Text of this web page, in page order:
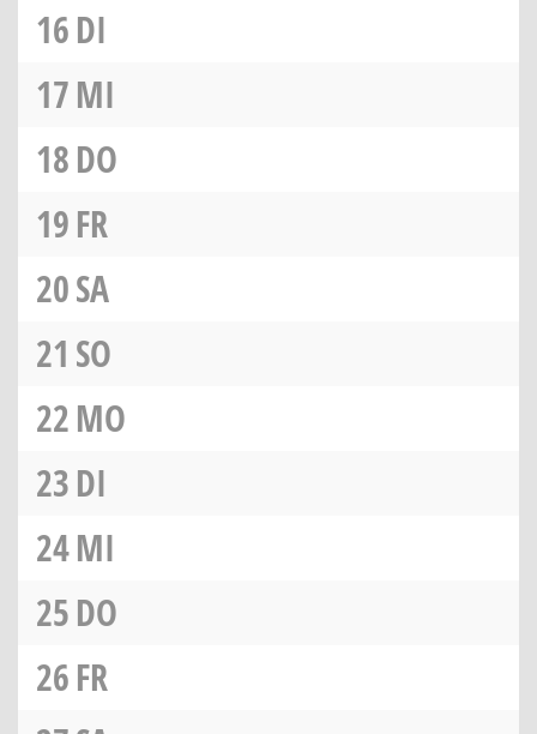
16DI
17MI
18DO
19FR
20SA
21 SO
22MO
23DI
24MI
25DO
26FR